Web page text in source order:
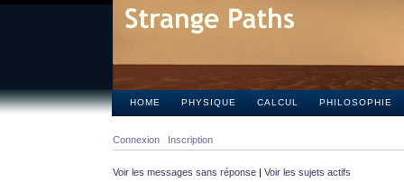
HOME PHYSIQUE CALCUL PHILOSOPHIE
Connexion Inscription
Voir les messages sans réponse | Voir les sujets actifs